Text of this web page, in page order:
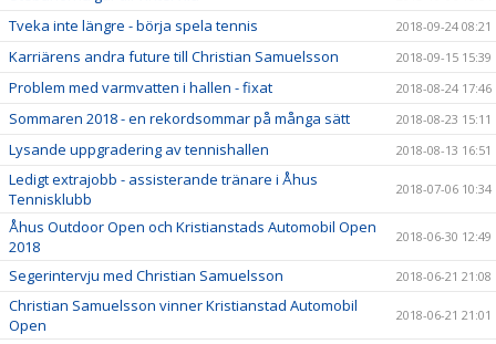
Tveka inte längre - börja spela tennis 2018-09-24 08:21
Karriärens andra future till Christian Samuelsson 2018-09-15 15:39
Problem med varmvatten i hallen - fixat 2018-08-24 17:46
Sommaren 2018 - en rekordsommar på många sätt 2018-08-23 15:11
Lysande uppgradering av tennishallen 2018-08-13 16:51
Ledigt extrajobb - assisterande tränare i Åhus
Tennisklubb
2018-07-06 10:34
Åhus Outdoor Open och Kristianstads Automobil Open
2018
2018-06-30 12:49
Segerintervju med Christian Samuelsson 2018-06-21 21:08
Christian Samuelsson vinner Kristianstad Automobil
Open
2018-06-21 21:01